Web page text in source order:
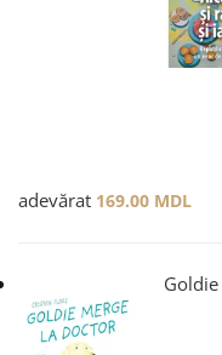
adevărat 169.00 MDL